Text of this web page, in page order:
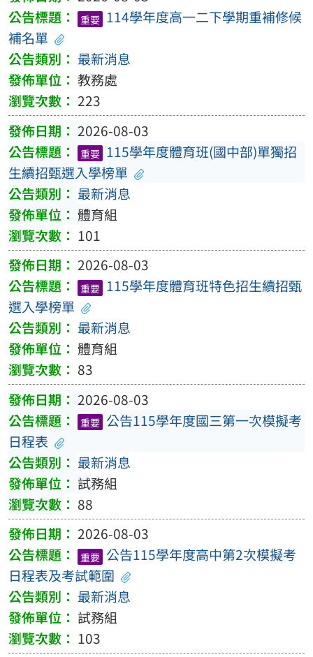
重要 114學年度高一二下學期重補修候
補名單
最新消息
教務處
223
2026-08-03
重要 115學年度體育班(國中部)單獨招
生續招甄選入學榜單
最新消息
體育組
101
2026-08-03
重要 115學年度體育班特色招生續招甄
選入學榜單
最新消息
體育組
83
2026-08-03
重要 公告115學年度國三第一次模擬考
日程表
最新消息
試務組
88
2026-08-03
重要 公告115學年度高中第2次模擬考
日程表及考試範圍
最新消息
試務組
103